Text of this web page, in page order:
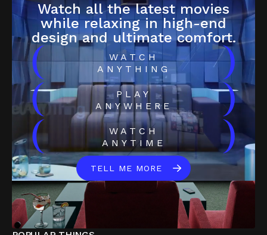
Watch all the latest movies
while relaxing in high-end
design and ultimate comfort.
(
WATCH
ANYTHING
)
(
PLAY
ANYWHERE
)
(
WATCH
ANYTIME
)
TELL ME MORE